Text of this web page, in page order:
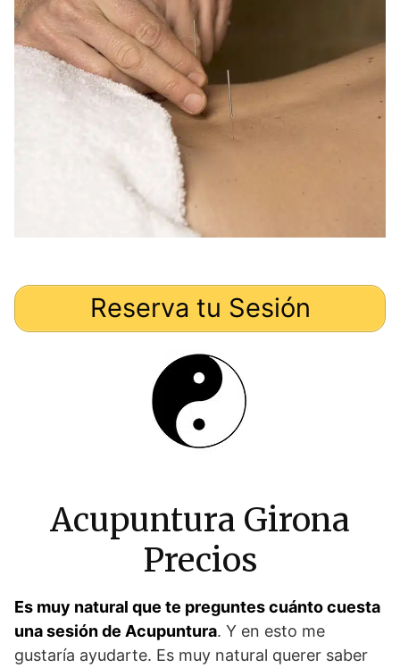
Reserva tu Sesión
Acupuntura Girona
Precios
Es muy natural que te preguntes cuánto cuesta
una sesión de Acupuntura. Y en esto me
gustaría ayudarte. Es muy natural querer saber